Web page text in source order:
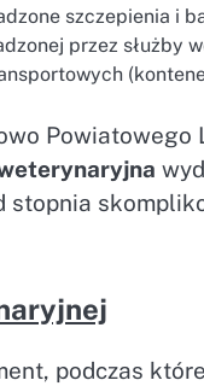
szczepienia i
przez służby
podczas